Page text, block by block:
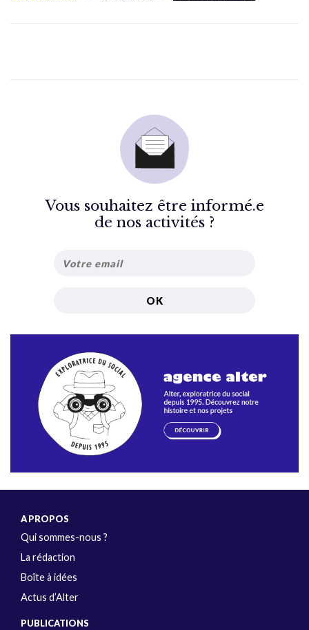
Vous souhaitez être informé.e
de nos activités ?
A PROPOS
Qui sommes-nous ?
La rédaction
Boîte à idées
Actus d’Alter
PUBLICATIONS